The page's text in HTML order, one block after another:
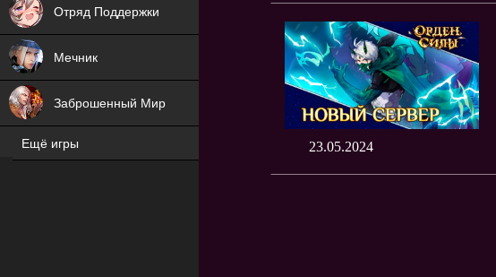
23.05.2024
Отряд Поддержки
Мечник
Заброшенный Мир
NEW
Ещё игры